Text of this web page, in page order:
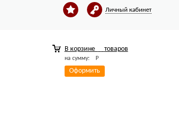
Личный кабинет
В корзине товаров
на сумму: Р
Оформить